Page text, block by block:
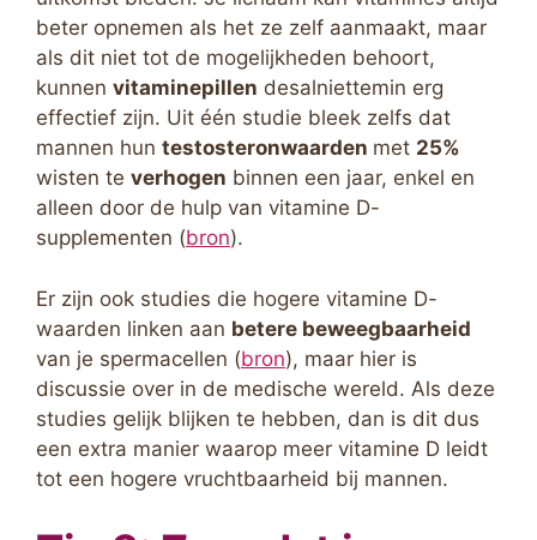
beter opnemen als het ze zelf aanmaakt, maar
als dit niet tot de mogelijkheden behoort,
kunnen vitaminepillen desalniettemin erg
effectief zijn. Uit één studie bleek zelfs dat
mannen hun testosteronwaarden met 25%
wisten te verhogen binnen een jaar, enkel en
alleen door de hulp van vitamine D-
supplementen (bron).
Er zijn ook studies die hogere vitamine D-
waarden linken aan betere beweegbaarheid
van je spermacellen (bron), maar hier is
discussie over in de medische wereld. Als deze
studies gelijk blijken te hebben, dan is dit dus
een extra manier waarop meer vitamine D leidt
tot een hogere vruchtbaarheid bij mannen.